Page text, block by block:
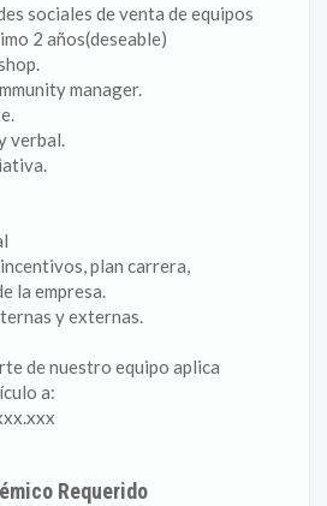
sociales de venta de equipos
2 años(deseable)
manager.
verbal.
plan carrera,
la empresa.
y externas.
de nuestro equipo aplica
a:
Requerido